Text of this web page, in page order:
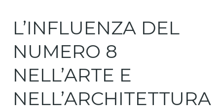
L’INFLUENZA DEL
NUMERO 8
NELL’ARTE E
NELL’ARCHITETTURA